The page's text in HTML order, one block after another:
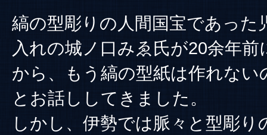
縞の型彫りの人間国宝であった
入れの城ノ口みゑ氏が20余年
から、もう縞の型紙は作れない
とお話ししてきました。
しかし、伊勢では脈々と型彫り